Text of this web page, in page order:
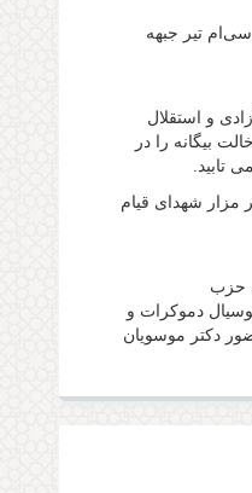
تیر جبهه
و استقلال
بیگانه را در
تابید.
مزار شهدای قیام
حزب
دموکرات و
دکتر موسویان